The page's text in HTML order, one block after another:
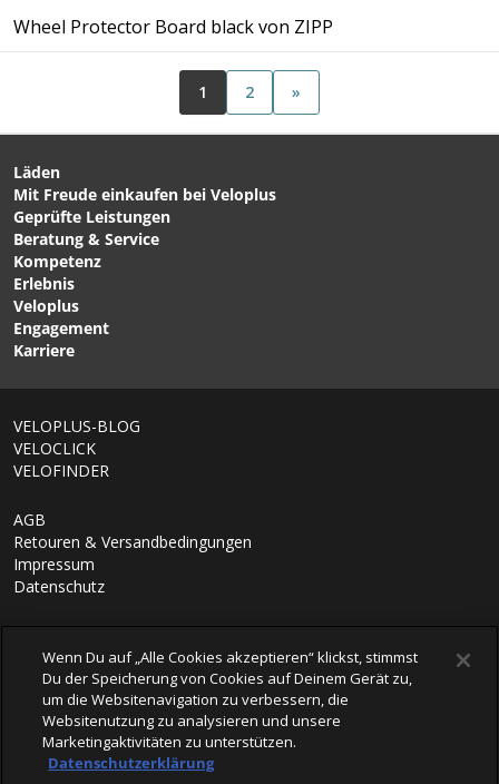
Wheel Protector Board black von ZIPP
1 2 »
Läden
Mit Freude einkaufen bei Veloplus
Geprüfte Leistungen
Beratung & Service
Kompetenz
Erlebnis
Veloplus
Engagement
Karriere
VELOPLUS-BLOG
VELOCLICK
VELOFINDER
AGB
Retouren & Versandbedingungen
Impressum
Datenschutz
Wenn Du auf „Alle Cookies akzeptieren“ klickst, stimmst
Du der Speicherung von Cookies auf Deinem Gerät zu,
um die Websitenavigation zu verbessern, die
Websitenutzung zu analysieren und unsere
Marketingaktivitäten zu unterstützen.
Datenschutzerklärung